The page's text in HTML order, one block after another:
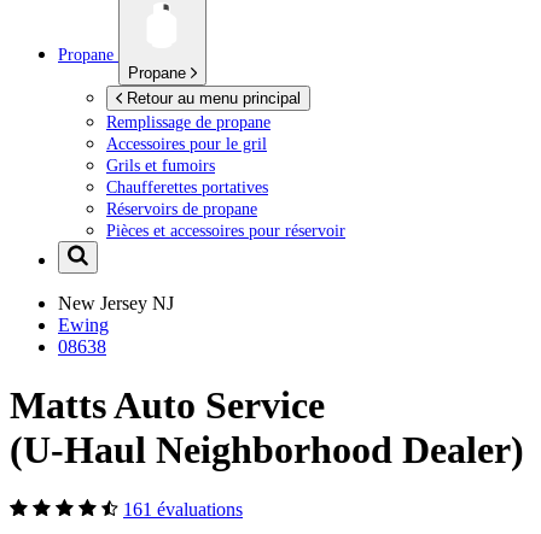
Propane
Propane
Retour au menu principal
Remplissage de propane
Accessoires pour le gril
Grils et fumoirs
Chaufferettes portatives
Réservoirs de propane
Pièces et accessoires pour réservoir
New Jersey NJ
Ewing
08638
Matts Auto Service
(U-Haul Neighborhood Dealer)
161 évaluations